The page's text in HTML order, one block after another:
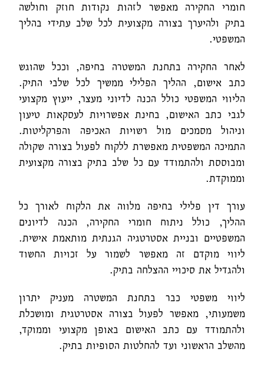
חומרי החקירה מאפשר לזהות נקודות חוזק וחולשה
בתיק ולהיערך בצורה מקצועית לכל שלב עתידי בהליך
המשפטי.
לאחר החקירה בתחנת המשטרה בחיפה, וככל שהוגש
כתב אישום, ההליך הפלילי ממשיך לכל שלבי התיק.
הליווי המשפטי כולל הכנה לדיוני מעצר, ייעוץ מקצועי
לגבי כתב האישום, בחינת אפשרויות לעסקאות טיעון
וניהול מסמכים מול רשויות האכיפה והפרקליטות.
התמיכה המשפטית מאפשרת ללקוח לפעול בצורה שקולה
ומבוססת ולהתמודד עם כל שלב בתיק בצורה מקצועית
וממוקדת.
עורך דין פלילי בחיפה מלווה את הלקוח לאורך כל
ההליך, כולל ניתוח חומרי החקירה, הכנה לדיונים
המשפטיים ובניית אסטרטגיה הגנתית מותאמת אישית.
ליווי מוקדם זה מאפשר לשמור על זכויות החשוד
ולהגדיל את סיכויי ההצלחה בתיק.
ליווי משפטי כבר בתחנת המשטרה מעניק יתרון
משמעותי, מאפשר לפעול בצורה אסטרטגית ומושכלת
ולהתמודד עם כתב האישום באופן מקצועי וממוקד,
מהשלב הראשוני ועד להחלטות הסופיות בתיק.